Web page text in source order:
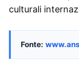
culturali
Fonte: